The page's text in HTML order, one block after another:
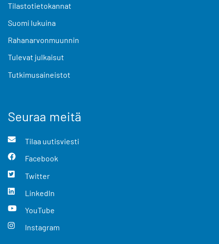
Tilastotietokannat
Suomi lukuina
Rahanarvonmuunnin
Tulevat julkaisut
Tutkimusaineistot
Seuraa meitä
Tilaa uutisviesti
Facebook
Twitter
LinkedIn
YouTube
Instagram